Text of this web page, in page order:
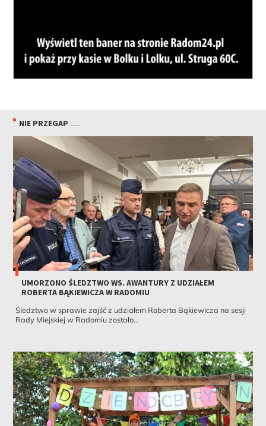
NIE PRZEGAP
UMORZONO ŚLEDZTWO WS. AWANTURY Z UDZIAŁEM
ROBERTA BĄKIEWICZA W RADOMIU
Śledztwo w sprawie zajść z udziałem Roberta Bąkiewicza na sesji
Rady Miejskiej w Radomiu zostało...